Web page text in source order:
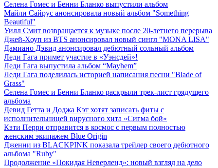
Селена Гомес и Бенни Бланко выпустили альбом
Майли Сайрус анонсировала новый альбом "Something
Beautiful"
Уилл Смит возвращается к музыке после 20-летнего перерыва
Джей-Хоуп из BTS анонсировал новый сингл "MONA LISA"
Дамиано Дэвид анонсировал дебютный сольный альбом
Леди Гага примет участие в «Уэнсдей»!
Леди Гага выпустила альбом “Mayhem”
Леди Гага поделилась историей написания песни "Blade of
Grass"
Селена Гомес и Бенни Бланко раскрыли трек-лист грядущего
альбома
Девид Гетта и Доджа Кэт хотят записать фиты с
исполнительницей вирусного хита «Сигма бой»
Кэти Перри отправится в космос с первым полностью
женским экипажем Blue Origin
Дженни из BLACKPINK показала трейлер своего дебютного
альбома "Ruby"
Продолжение «Покидая Неверленд»: новый взгляд на дело